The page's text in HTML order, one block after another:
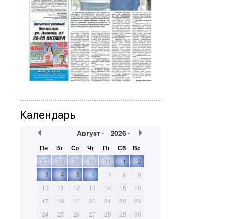
Календарь
Август 2026
Пн Вт Ср Чт Пт Сб
Вс
27
28 29 30 31 1
2
3
4 5 6 7 8
9
10
11 12 13 14 15
16
17
18 19 20 21 22
23
24
25 26 27 28 29
30